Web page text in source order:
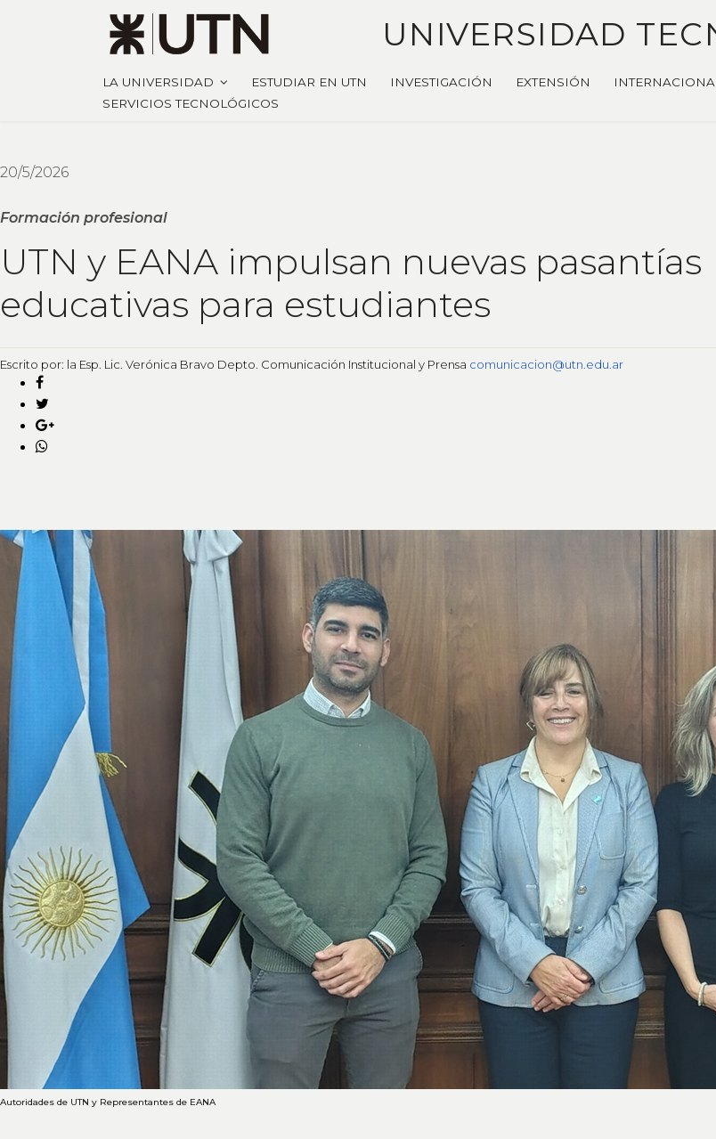
UNIVERSIDAD
LA UNIVERSIDAD ESTUDIAR EN UTN INVESTIGACIÓN EXTENSIÓN
SERVICIOS TECNOLÓGICOS
20/5/2026
Formación profesional
UTN y EANA impulsan nuevas pasantías
educativas para estudiantes
Escrito por: la Esp. Lic. Verónica Bravo Depto. Comunicación Institucional y Prensa comunicacion@utn.edu.ar
Autoridades de UTN y Representantes de EANA